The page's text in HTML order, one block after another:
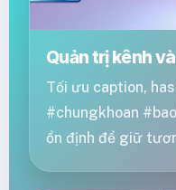
Quản trị kênh
Tối ưu caption,
#chungkhoan
ổn định để giữ